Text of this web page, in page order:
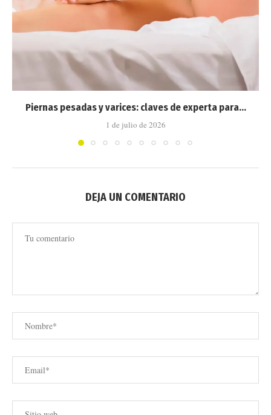
Piernas pesadas y varices: claves de experta para...
1 de julio de 2026
DEJA UN COMENTARIO